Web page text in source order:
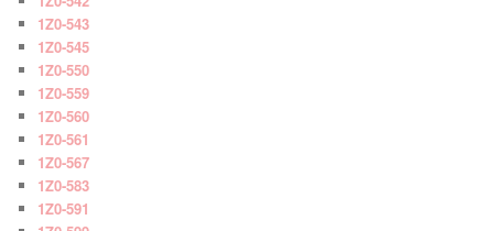
1Z0-543
1Z0-545
1Z0-550
1Z0-559
1Z0-560
1Z0-561
1Z0-567
1Z0-583
1Z0-591